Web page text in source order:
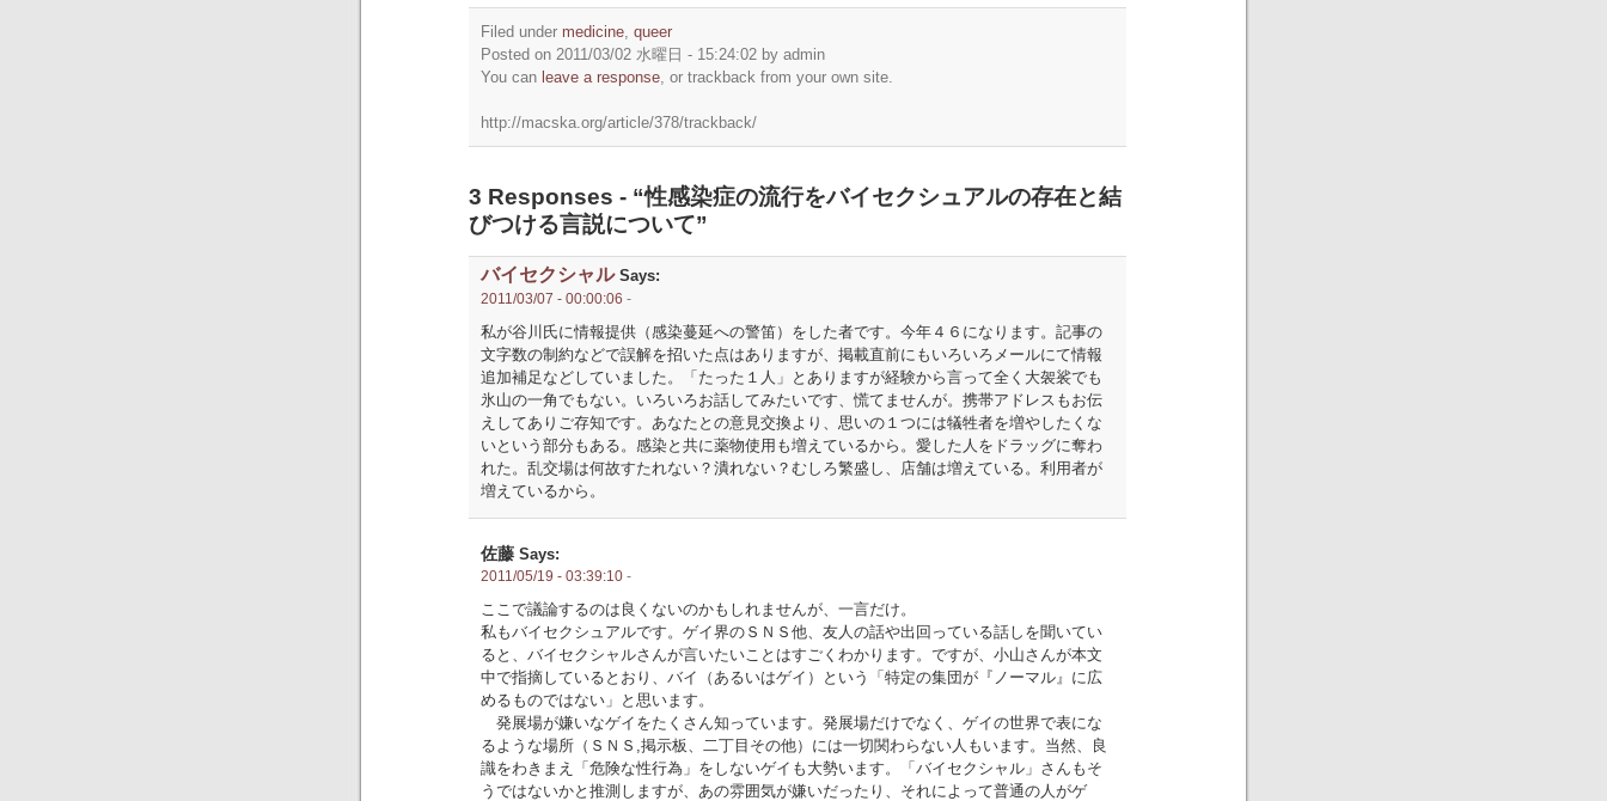
Filed under medicine queer
Posted on 2011/03/02 水曜日 - 15:24:02 by admin
You can leave a response , or trackback from your own site.
http://macska.org/article/378/trackback/
3 Responses - “性感染症の流行をバイセクシュアルの存在と結
びつける言説について”
バイセクシャルSays:
2011/03/07 - 00:00:06 -
私が谷川氏に情報提供（感染蔓延への警笛）をした者です。今年４６になります。記事の
文字数の制約などで誤解を招いた点はありますが、掲載直前にもいろいろメールにて情報
追加補足などしていました。「たった１人」とありますが経験から言って全く大袈裟でも
氷山の一角でもない。いろいろお話してみたいです、慌てませんが。携帯アドレスもお伝
えしてありご存知です。あなたとの意見交換より、思いの１つには犠牲者を増やしたくな
いという部分もある。感染と共に薬物使用も増えているから。愛した人をドラッグに奪わ
れた。乱交場は何故すたれない？潰れない？むしろ繁盛し、店舗は増えている。利用者が
増えているから。
佐藤 Says:
2011/05/19 - 03:39:10 -
ここで議論するのは良くないのかもしれませんが、一言だけ。
私もバイセクシュアルです。ゲイ界のＳＮＳ他、友人の話や出回っている話しを聞いてい
ると、バイセクシャルさんが言いたいことはすごくわかります。ですが、小山さんが本文
中で指摘しているとおり、バイ（あるいはゲイ）という「特定の集団が『ノーマル』に広
めるものではない」と思います。
発展場が嫌いなゲイをたくさん知っています。発展場だけでなく、ゲイの世界で表にな
るような場所（ＳＮＳ,掲示板、二丁目その他）には一切関わらない人もいます。当然、良
識をわきまえ「危険な性行為」をしないゲイも大勢います。「バイセクシャル」さんもそ
うではないかと推測しますが、あの雰囲気が嫌いだったり、それによって普通の人がゲ